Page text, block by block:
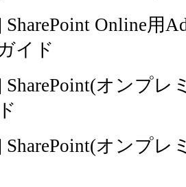
SharePoint Online用
イド
SharePoint(オンプレ
SharePoint(オンプレ